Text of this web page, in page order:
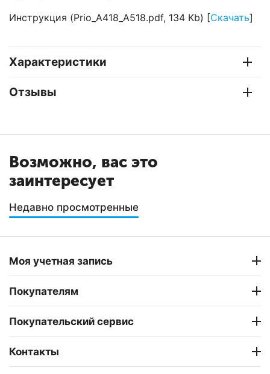
Инструкция (Prio_A418_A518.pdf, 134 Kb) [Скачать]
Характеристики
Отзывы
Возможно, вас это
заинтересует
Недавно просмотренные
Моя учетная запись
Покупателям
Покупательский сервис
Контакты